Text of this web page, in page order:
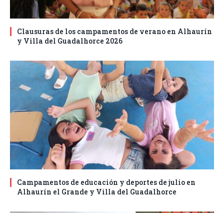
Clausuras de los campamentos de verano en Alhaurín
y Villa del Guadalhorce 2026
Campamentos de educación y deportes de julio en
Alhaurín el Grande y Villa del Guadalhorce